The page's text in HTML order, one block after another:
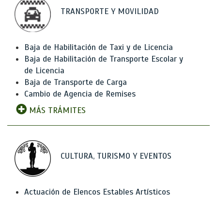
TRANSPORTE Y MOVILIDAD
Baja de Habilitación de Taxi y de Licencia
Baja de Habilitación de Transporte Escolar y
de Licencia
Baja de Transporte de Carga
Cambio de Agencia de Remises
MÁS TRÁMITES
CULTURA, TURISMO Y EVENTOS
Actuación de Elencos Estables Artísticos